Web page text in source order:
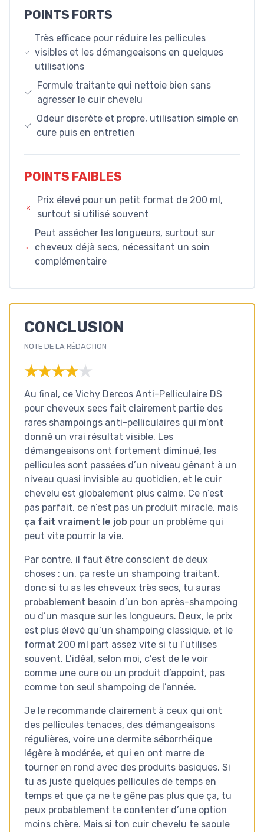
POINTS FORTS
Très efficace pour réduire les pellicules
visibles et les démangeaisons en quelques
utilisations
Formule traitante qui nettoie bien sans
agresser le cuir chevelu
Odeur discrète et propre, utilisation simple en
cure puis en entretien
POINTS FAIBLES
Prix élevé pour un petit format de 200 ml,
surtout si utilisé souvent
Peut assécher les longueurs, surtout sur
cheveux déjà secs, nécessitant un soin
complémentaire
CONCLUSION
NOTE DE LA RÉDACTION
★★★★★
★★★★★
Au final, ce Vichy Dercos Anti-Pelliculaire DS
pour cheveux secs fait clairement partie des
rares shampoings anti-pelliculaires qui m’ont
donné un vrai résultat visible. Les
démangeaisons ont fortement diminué, les
pellicules sont passées d’un niveau gênant à un
niveau quasi invisible au quotidien, et le cuir
chevelu est globalement plus calme. Ce n’est
pas parfait, ce n’est pas un produit miracle, mais
ça fait vraiment le job pour un problème qui
peut vite pourrir la vie.
Par contre, il faut être conscient de deux
choses : un, ça reste un shampoing traitant,
donc si tu as les cheveux très secs, tu auras
probablement besoin d’un bon après-shampoing
ou d’un masque sur les longueurs. Deux, le prix
est plus élevé qu’un shampoing classique, et le
format 200 ml part assez vite si tu l’utilises
souvent. L’idéal, selon moi, c’est de le voir
comme une cure ou un produit d’appoint, pas
comme ton seul shampoing de l’année.
Je le recommande clairement à ceux qui ont
des pellicules tenaces, des démangeaisons
régulières, voire une dermite séborrhéique
légère à modérée, et qui en ont marre de
tourner en rond avec des produits basiques. Si
tu as juste quelques pellicules de temps en
temps et que ça ne te gêne pas plus que ça, tu
peux probablement te contenter d’une option
moins chère. Mais si ton cuir chevelu te saoule